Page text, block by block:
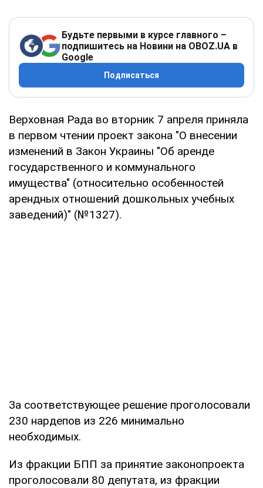
Будьте первыми в курсе главного –
подпишитесь на Новини на OBOZ.UA в
Google
Подписаться
Верховная Рада во вторник 7 апреля приняла
в первом чтении проект закона "О внесении
изменений в Закон Украины "Об аренде
государственного и коммунального
имущества" (относительно особенностей
арендных отношений дошкольных учебных
заведений)" (№1327).
За соответствующее решение проголосовали
230 нардепов из 226 минимально
необходимых.
Из фракции БПП за принятие законопроекта
проголосовали 80 депутата, из фракции